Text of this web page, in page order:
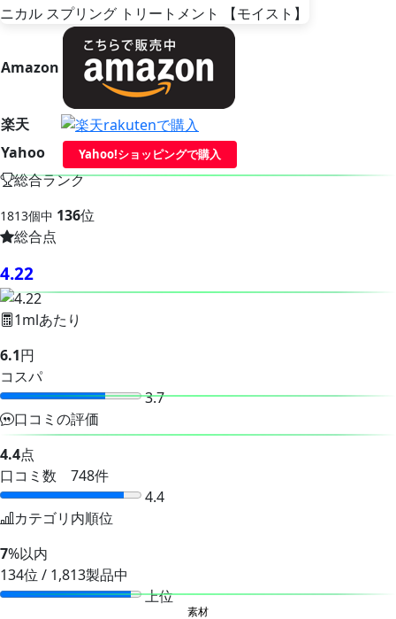
Amazon
楽天
Yahoo
Yahoo!ショッピングで購入
総合ランク
1813個中 136位
総合点
4.22
1mlあたり
6.1円
コスパ
3.7
口コミの評価
4.4点
口コミ数 748件
4.4
カテゴリ内順位
7%以内
134位 / 1,813製品中
上位